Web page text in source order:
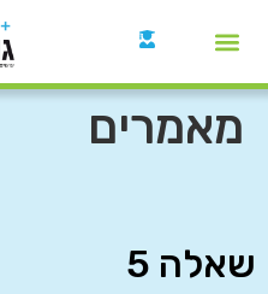
מאמרים
שאלה 5